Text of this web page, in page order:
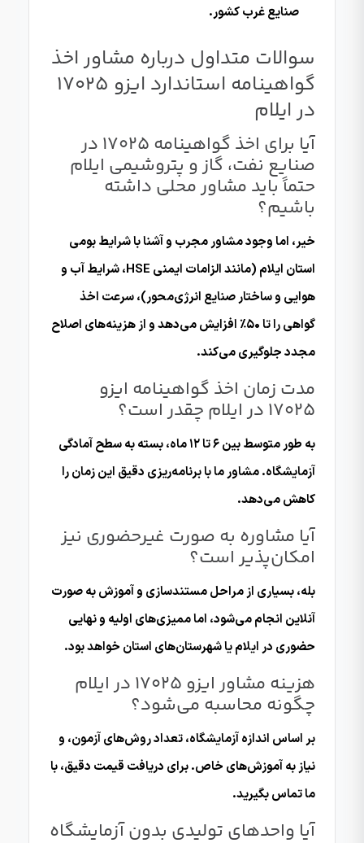
صنایع غرب کشور.
سوالات متداول درباره مشاور اخذ
گواهینامه استاندارد ایزو 17025
در ایلام
آیا برای اخذ گواهینامه ۱۷۰۲۵ در
صنایع نفت، گاز و پتروشیمی ایلام
حتماً باید مشاور محلی داشته
باشیم؟
خیر، اما وجود مشاور مجرب و آشنا با شرایط بومی
استان ایلام (مانند الزامات ایمنی HSE، شرایط آب و
هوایی و ساختار صنایع انرژی‌محور)، سرعت اخذ
گواهی را تا ۵۰٪ افزایش می‌دهد و از هزینه‌های اصلاح
مجدد جلوگیری می‌کند.
مدت زمان اخذ گواهینامه ایزو
17025 در ایلام چقدر است؟
به طور متوسط بین ۶ تا ۱۲ ماه، بسته به سطح آمادگی
آزمایشگاه. مشاور ما با برنامه‌ریزی دقیق این زمان را
کاهش می‌دهد.
آیا مشاوره به صورت غیرحضوری نیز
امکان‌پذیر است؟
بله، بسیاری از مراحل مستندسازی و آموزش به صورت
آنلاین انجام می‌شود، اما ممیزی‌های اولیه و نهایی
حضوری در ایلام یا شهرستان‌های استان خواهد بود.
هزینه مشاور ایزو 17025 در ایلام
چگونه محاسبه می‌شود؟
بر اساس اندازه آزمایشگاه، تعداد روش‌های آزمون، و
نیاز به آموزش‌های خاص. برای دریافت قیمت دقیق، با
ما تماس بگیرید.
آیا واحدهای تولیدی بدون آزمایشگاه